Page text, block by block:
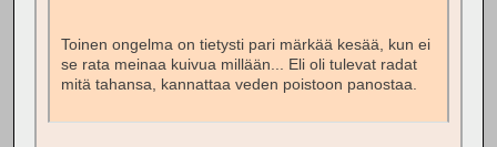
Toinen ongelma on tietysti pari märkää kesää, kun ei
se rata meinaa kuivua millään... Eli oli tulevat radat
mitä tahansa, kannattaa veden poistoon panostaa.